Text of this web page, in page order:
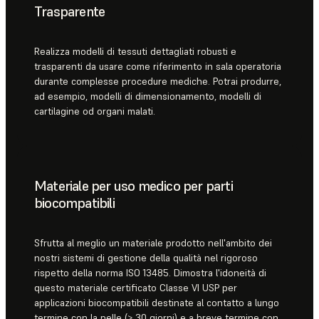
Trasparente
Realizza modelli di tessuti dettagliati robusti e
trasparenti da usare come riferimento in sala operatoria
durante complesse procedure mediche. Potrai produrre,
ad esempio, modelli di dimensionamento, modelli di
cartilagine od organi malati.
Materiale per uso medico per parti
biocompatibili
Sfrutta al meglio un materiale prodotto nell'ambito dei
nostri sistemi di gestione della qualità nel rigoroso
rispetto della norma ISO 13485. Dimostra l'idoneità di
questo materiale certificato Classe VI USP per
applicazioni biocompatibili destinate al contatto a lungo